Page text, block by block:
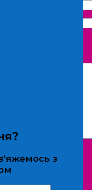
особам
з